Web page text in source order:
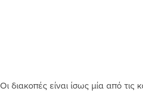
Οι διακοπές είναι ίσως μία από τις